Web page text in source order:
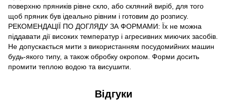
поверхню пряників рівне скло, або скляний виріб, для того
щоб пряник був ідеально рівним і готовим до розпису.
РЕКОМЕНДАЦІЇ ПО ДОГЛЯДУ ЗА ФОРМАМИ: Їх не можна
піддавати дії високих температур і агресивних миючих засобів.
Не допускається мити з використанням посудомийних машин
будь-якого типу, а також обробку окропом. Форми досить
промити теплою водою та висушити.
Відгуки